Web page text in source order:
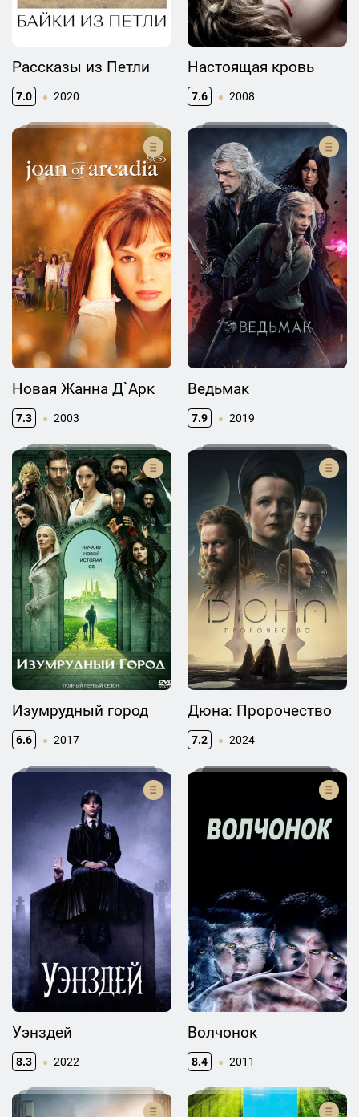
Рассказы из Петли
7.0 2020
Настоящая кровь
7.6 2008
Новая Жанна Д`Арк
7.3 2003
Ведьмак
7.9 2019
Изумрудный город
6.6 2017
Дюна: Пророчество
7.2 2024
Уэнздей
8.3 2022
Волчонок
8.4 2011